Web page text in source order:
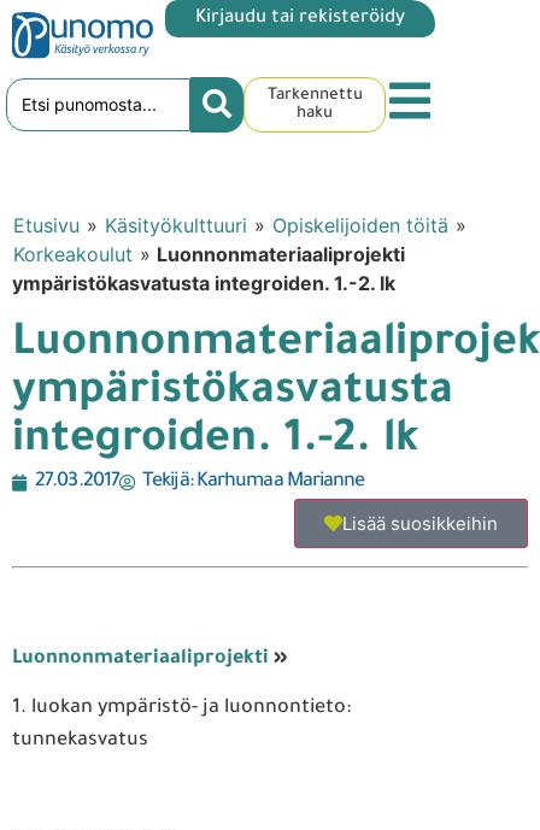
Kirjaudu tai rekisteröidy
Tarkennettu
haku
Etusivu » Käsityökulttuuri » Opiskelijoiden töitä »
Korkeakoulut » Luonnonmateriaaliprojekti
ympäristökasvatusta integroiden. 1.-2. lk
ympäristökasvatusta
integroiden. 1.-2. lk
27.03.2017 Tekijä:Karhumaa Marianne
Lisää suosikkeihin
Luonnonmateriaaliprojekti »
1. luokan ympäristö- ja luonnontieto:
tunnekasvatus